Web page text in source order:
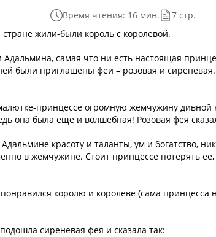
Время чтения: 16 мин.
7 стр.
жили-были король с королевой.
самая что ни есть настоящая
были приглашены феи – розовая и
принцессе огромную жемчужину
она была еще и волшебная! Розовая фея
красоту и таланты, ум и богатство,
в жемчужине. Стоит принцессе потерять ее,
королю и королеве (сама принцесса
сиреневая фея и сказала так: